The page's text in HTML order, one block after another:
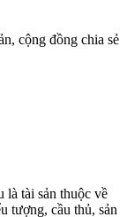
cộng đồng chia sẻ
là tài sản thuộc về
tượng, cầu thủ, sản